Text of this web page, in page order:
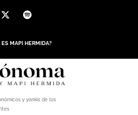
ES MAPI HERMIDA?
y yonkis de los